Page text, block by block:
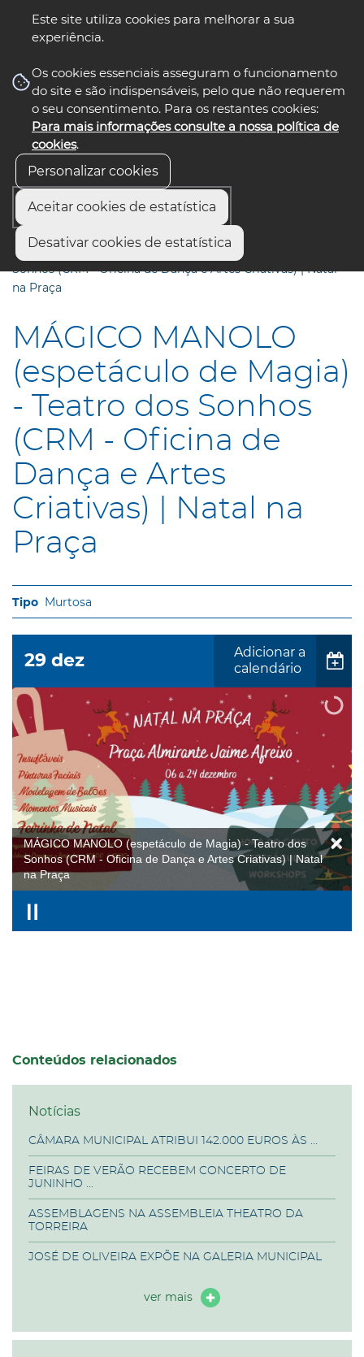
Este site utiliza cookies para melhorar a sua
experiência.
Os cookies essenciais asseguram o funcionamento
do site e são indispensáveis, pelo que não requerem
o seu consentimento. Para os restantes cookies:
Para mais informações consulte a nossa política de
cookies.
Personalizar cookies
Aceitar cookies de estatística
Desativar cookies de estatística
nos select language
Início
MÁGICO MANOLO (espetáculo de Magia) - Teatro dos
Sonhos (CRM - Oficina de Dança e Artes Criativas) | Natal
na Praça
MÁGICO MANOLO
(espetáculo de Magia)
- Teatro dos Sonhos
(CRM - Oficina de
Dança e Artes
Criativas) | Natal na
Praça
Murtosa
29 dez
Adicionar a
calendário
MÁGICO MANOLO (espetáculo de Magia) - Teatro dos
Sonhos (CRM - Oficina de Dança e Artes Criativas) | Natal
na Praça
Conteúdos relacionados
Notícias
CÂMARA MUNICIPAL ATRIBUI 142.000 EUROS ÀS ...
FEIRAS DE VERÃO RECEBEM CONCERTO DE
JUNINHO ...
ASSEMBLAGENS NA ASSEMBLEIA THEATRO DA
TORREIRA
JOSÉ DE OLIVEIRA EXPÕE NA GALERIA MUNICIPAL
ver mais